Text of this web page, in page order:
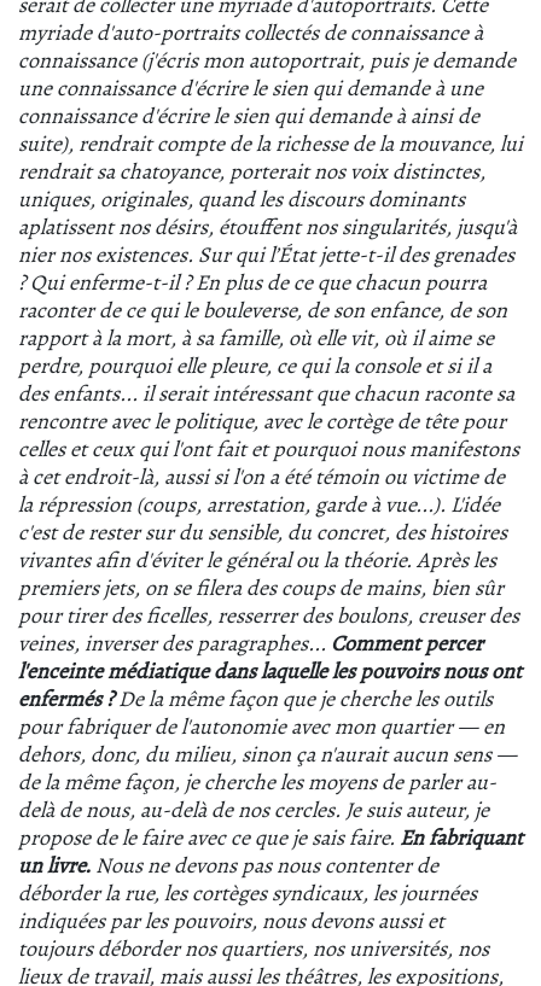
myriade d'auto-portraits collectés de connaissance à
connaissance (j'écris mon autoportrait, puis je demande
une connaissance d'écrire le sien qui demande à une
connaissance d'écrire le sien qui demande à ainsi de
suite), rendrait compte de la richesse de la mouvance, lui
rendrait sa chatoyance, porterait nos voix distinctes,
uniques, originales, quand les discours dominants
aplatissent nos désirs, étouffent nos singularités, jusqu'à
nier nos existences. Sur qui l’État jette-t-il des grenades
? Qui enferme-t-il ? En plus de ce que chacun pourra
raconter de ce qui le bouleverse, de son enfance, de son
rapport à la mort, à sa famille, où elle vit, où il aime se
perdre, pourquoi elle pleure, ce qui la console et si il a
des enfants... il serait intéressant que chacun raconte sa
rencontre avec le politique, avec le cortège de tête pour
celles et ceux qui l'ont fait et pourquoi nous manifestons
à cet endroit-là, aussi si l'on a été témoin ou victime de
la répression (coups, arrestation, garde à vue...). L'idée
c'est de rester sur du sensible, du concret, des histoires
vivantes afin d'éviter le général ou la théorie. Après les
premiers jets, on se filera des coups de mains, bien sûr
pour tirer des ficelles, resserrer des boulons, creuser des
veines, inverser des paragraphes... Comment percer
l'enceinte médiatique dans laquelle les pouvoirs nous ont
enfermés ? De la même façon que je cherche les outils
pour fabriquer de l'autonomie avec mon quartier — en
dehors, donc, du milieu, sinon ça n'aurait aucun sens —
de la même façon, je cherche les moyens de parler au-
delà de nous, au-delà de nos cercles. Je suis auteur, je
propose de le faire avec ce que je sais faire. En fabriquant
un livre. Nous ne devons pas nous contenter de
déborder la rue, les cortèges syndicaux, les journées
indiquées par les pouvoirs, nous devons aussi et
toujours déborder nos quartiers, nos universités, nos
lieux de travail, mais aussi les théâtres, les expositions,